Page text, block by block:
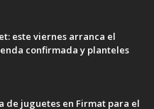
este viernes arranca el
confirmada y planteles
de juguetes en Firmat para el